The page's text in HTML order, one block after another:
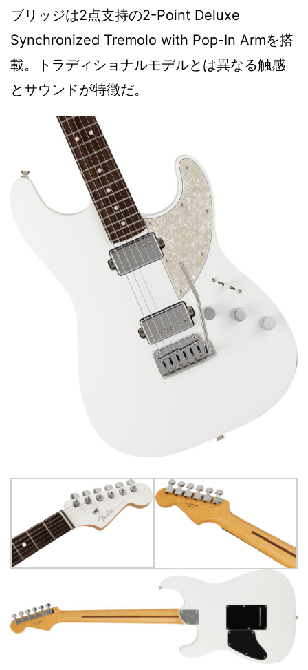
ブリッジは2点支持の2-Point Deluxe
Synchronized Tremolo with Pop-In Armを搭
載。トラディショナルモデルとは異なる触感
とサウンドが特徴だ。